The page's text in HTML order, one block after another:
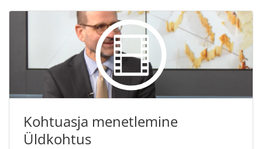
Kohtuasja menetlemine
Üldkohtus